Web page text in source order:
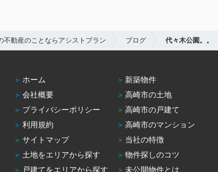
不動産のことならアシストプラン ブログ 代々木公園。。
ホーム
会社概要
プライバシーポリシー
利用規約
サイトマップ
土地をエリアから探す
戸建てをエリアから探す
新築物件
高崎市の土地
高崎市の戸建て
高崎市のマンション
当社の特徴
物件探しのコツ
未公開物件とは